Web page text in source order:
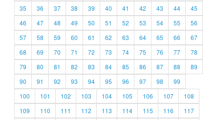
35
36 37 38 39 40 41 42 43 44
45
46
47 48 49 50 51 52 53 54 55
56
57
58 59 60 61 62 63 64 65 66
67
68
69 70 71 72 73 74 75 76 77
78
79
80 81 82 83 84 85 86 87 88
89
90
91 92 93 94 95 96 97 98
99
100
101 102 103 104 105 106 107
108
109
110 111 112 113 114 115 116
117